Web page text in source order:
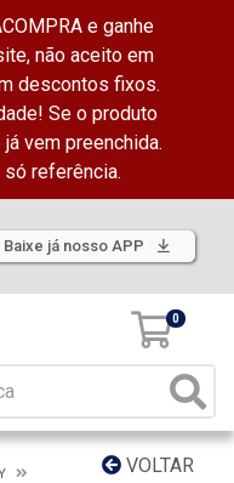
e ganhe
não aceito em
descontos fixos.
Se o produto
vem preenchida.
referência.
Baixe já nosso APP
0
VOLTAR